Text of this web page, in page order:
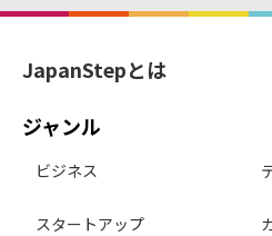
JapanStepとは
ジャンル
ビジネス
スタートアップ